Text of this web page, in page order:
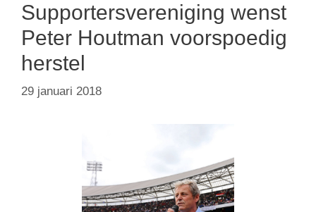
Supportersvereniging wenst
Peter Houtman voorspoedig
herstel
29 januari 2018